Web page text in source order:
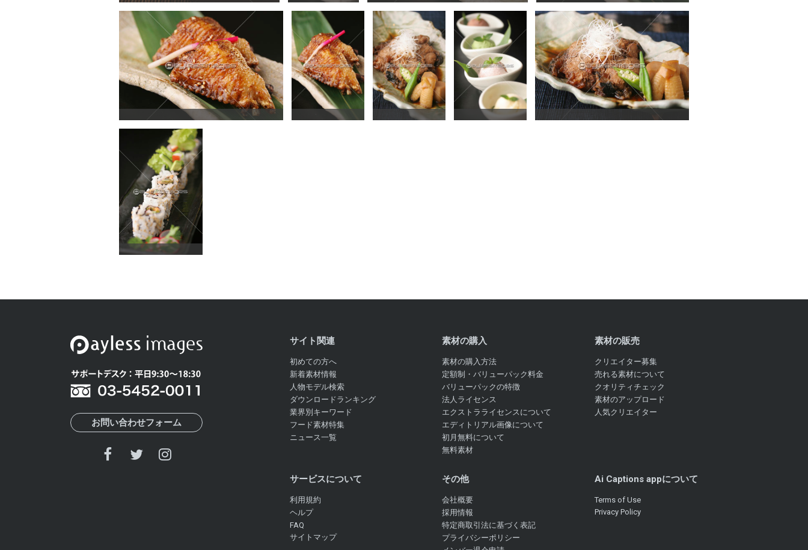
お問い合わせフォーム
サイト関連
初めての方へ
新着素材情報
人物モデル検索
ダウンロードランキング
業界別キーワード
フード素材特集
ニュース一覧
素材の購入
素材の購入方法
定額制・バリューパック料金
バリューパックの特徴
法人ライセンス
エクストラライセンスについて
エディトリアル画像について
初月無料について
無料素材
素材の販売
クリエイター募集
売れる素材について
クオリティチェック
素材のアップロード
人気クリエイター
サービスについて
利用規約
ヘルプ
FAQ
サイトマップ
その他
会社概要
採用情報
特定商取引法に基づく表記
プライバシーポリシー
Ai Captions appについて
Terms of Use
Privacy Policy